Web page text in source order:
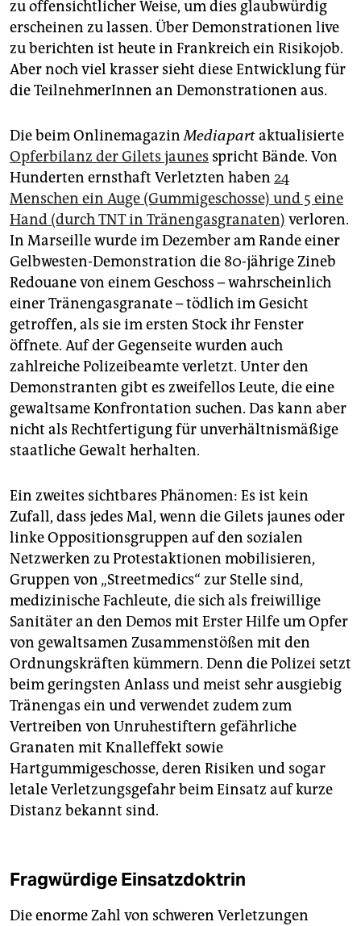
zu offensichtlicher Weise, um dies glaubwürdig
erscheinen zu lassen. Über Demonstrationen live
zu berichten ist heute in Frankreich ein Risikojob.
Aber noch viel krasser sieht diese Entwicklung für
die TeilnehmerInnen an Demonstrationen aus.
Die beim OnlinemagazinMediapartaktualisierte
Opferbilanz der Gilets jaunes spricht Bände. Von
Hunderten ernsthaft Verletzten haben 24
Menschen ein Auge (Gummigeschosse) und 5 eine
Hand (durch TNT in Tränengasgranaten) verloren.
In Marseille wurde im Dezember am Rande einer
Gelbwesten-Demonstration die 80-jährige Zineb
Redouane von einem Geschoss – wahrscheinlich
einer Tränengasgranate – tödlich im Gesicht
getroffen, als sie im ersten Stock ihr Fenster
öffnete. Auf der Gegenseite wurden auch
zahlreiche Polizeibeamte verletzt. Unter den
Demonstranten gibt es zweifellos Leute, die eine
gewaltsame Konfrontation suchen. Das kann aber
nicht als Rechtfertigung für unverhältnismäßige
staatliche Gewalt herhalten.
Ein zweites sichtbares Phänomen: Es ist kein
Zufall, dass jedes Mal, wenn die Gilets jaunes oder
linke Oppositionsgruppen auf den sozialen
Netzwerken zu Protestaktionen mobilisieren,
Gruppen von „Streetmedics“ zur Stelle sind,
medizinische Fachleute, die sich als freiwillige
Sanitäter an den Demos mit Erster Hilfe um Opfer
von gewaltsamen Zusammenstößen mit den
Ordnungskräften kümmern. Denn die Polizei setzt
beim geringsten Anlass und meist sehr ausgiebig
Tränengas ein und verwendet zudem zum
Vertreiben von Unruhestiftern gefährliche
Granaten mit Knalleffekt sowie
Hartgummigeschosse, deren Risiken und sogar
letale Verletzungsgefahr beim Einsatz auf kurze
Distanz bekannt sind.
Fragwürdige Einsatzdoktrin
Die enorme Zahl von schweren Verletzungen